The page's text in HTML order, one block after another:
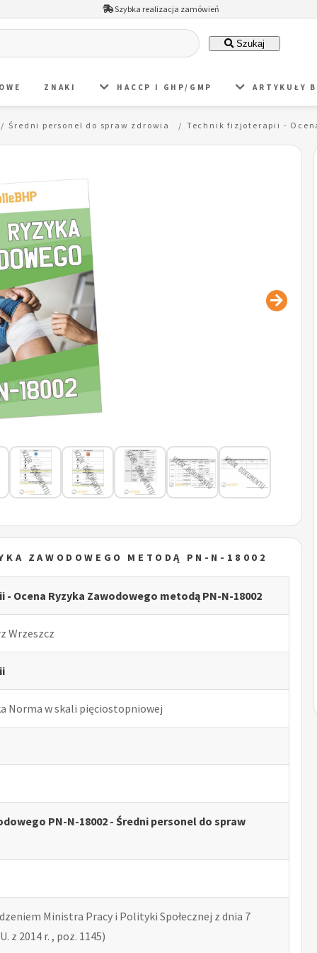
Szybka realizacja zamówień
Szukaj
ZNAKI HACCP I GHP/GMP ARTYKUŁY
Średni personel do spraw zdrowia Technik fizjoterapii -
ZAWODOWEGO METODĄ PN-N-18002
Ocena Ryzyka Zawodowego metodą PN-N-18002
Wrzeszcz
Norma w skali pięciostopniowej
PN-N-18002 - Średni personel do spraw
Ministra Pracy i Polityki Społecznej z dnia 7
z 2014 r. , poz. 1145)